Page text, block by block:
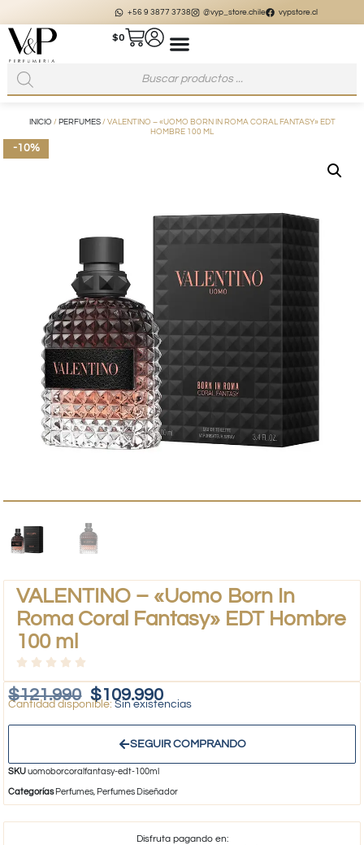
+56 9 3877 3738 @vyp_store.chile vypstore.cl
$0
INICIO / PERFUMES/ VALENTINO – «UOMO BORN IN ROMA CORAL FANTASY» EDT
HOMBRE 100 ML
-10%
VALENTINO – «Uomo Born In
Roma Coral Fantasy» EDT Hombre
100 ml
$121.990 $109.990
Sin existencias
SEGUIR COMPRANDO
SKUuomoborcoralfantasy-edt-100ml
Categorías Perfumes, Perfumes Diseñador
Disfruta pagando en: